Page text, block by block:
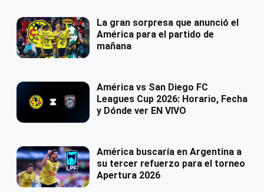
La gran sorpresa que anunció el
América para el partido de
mañana
América vs San Diego FC
Leagues Cup 2026: Horario, Fecha
y Dónde ver EN VIVO
América buscaría en Argentina a
su tercer refuerzo para el torneo
Apertura 2026